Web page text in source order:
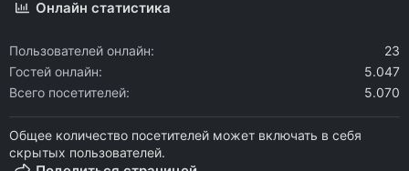
Онлайн статистика
Пользователей онлайн
23
Гостей онлайн
5.047
Всего посетителей
5.070
Общее количество посетителей может включать в себя
скрытых пользователей.